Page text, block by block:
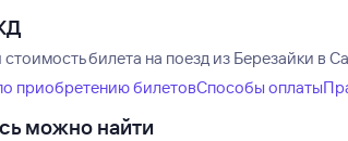
билета на поезд из Березайки в
приобретению билетовСпособы оплаты
можно найти